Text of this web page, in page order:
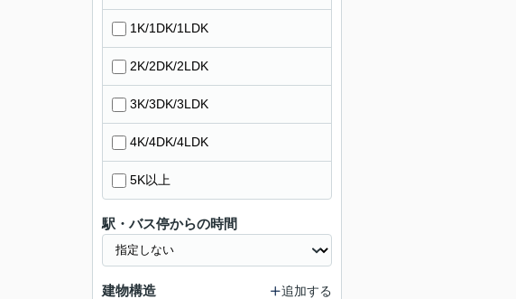
1K/1DK/1LDK
2K/2DK/2LDK
3K/3DK/3LDK
4K/4DK/4LDK
5K以上
駅・バス停からの時間
建物構造 追加する